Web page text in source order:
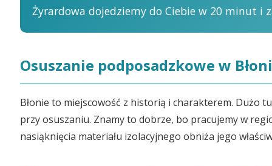
Żyrardowa dojedziemy do Ciebie w 20 minut i
Osuszanie podposadzkowe w
Błonie to miejscowość z historią i charakterem. Dużo
przy osuszaniu. Znamy to dobrze, bo pracujemy w
nasiąknięcia materiału izolacyjnego obniża jego